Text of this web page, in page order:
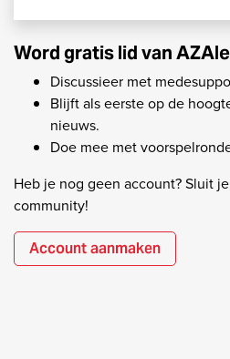
Word gratis lid van
Discussieer met
Blijft als eerste op de
nieuws.
Doe mee met
Heb je nog geen account? Sluit
community!
Account aanmaken